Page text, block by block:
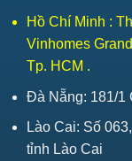
Hồ Chí Minh :
Vinhomes
Tp. HCM .
Đà Nẵng: 181/1
Lào Cai: Số
tỉnh Lào Cai